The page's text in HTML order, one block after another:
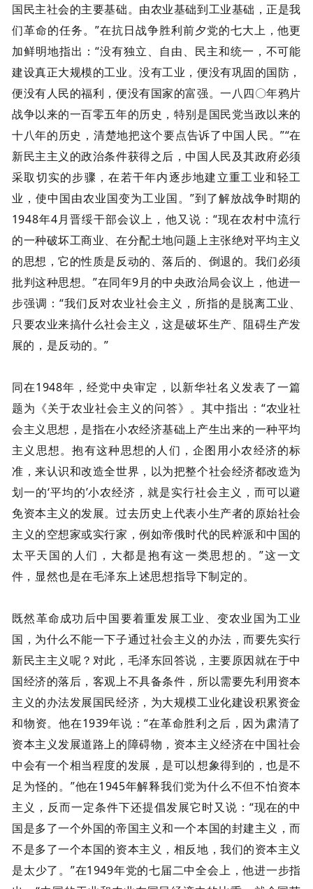
国民主社会的主要基础。由农业基础到工业基础，正是我
们革命的任务。”在抗日战争胜利前夕党的七大上，他更
加鲜明地指出：“没有独立、自由、民主和统一，不可能
建设真正大规模的工业。没有工业，便没有巩固的国防，
便没有人民的福利，便没有国家的富强。一八四〇年鸦片
战争以来的一百零五年的历史，特别是国民党当政以来的
十八年的历史，清楚地把这个要点告诉了中国人民。”“在
新民主主义的政治条件获得之后，中国人民及其政府必须
采取切实的步骤，在若干年内逐步地建立重工业和轻工
业，使中国由农业国变为工业国。”到了解放战争时期的
1948年4月晋绥干部会议上，他又说：“现在农村中流行
的一种破坏工商业、在分配土地问题上主张绝对平均主义
的思想，它的性质是反动的、落后的、倒退的。我们必须
批判这种思想。”在同年9月的中央政治局会议上，他进一
步强调：“我们反对农业社会主义，所指的是脱离工业、
只要农业来搞什么社会主义，这是破坏生产、阻碍生产发
展的，是反动的。”
同在1948年，经党中央审定，以新华社名义发表了一篇
题为《关于农业社会主义的问答》。其中指出：“农业社
会主义思想，是指在小农经济基础上产生出来的一种平均
主义思想。抱有这种思想的人们，企图用小农经济的标
准，来认识和改造全世界，以为把整个社会经济都改造为
划一的‘平均的’小农经济，就是实行社会主义，而可以避
免资本主义的发展。过去历史上代表小生产者的原始社会
主义的空想家或实行家，例如帝俄时代的民粹派和中国的
太平天国的人们，大都是抱有这一类思想的。”这一文
件，显然也是在毛泽东上述思想指导下制定的。
既然革命成功后中国要着重发展工业、变农业国为工业
国，为什么不能一下子通过社会主义的办法，而要先实行
新民主主义呢？对此，毛泽东回答说，主要原因就在于中
国经济的落后，客观上不具备条件，所以需要先利用资本
主义的办法发展国民经济，为大规模工业化建设积累资金
和物资。他在1939年说：“在革命胜利之后，因为肃清了
资本主义发展道路上的障碍物，资本主义经济在中国社会
中会有一个相当程度的发展，是可以想象得到的，也是不
足为怪的。”他在1945年解释我们党为什么不但不怕资本
主义，反而一定条件下还提倡发展它时又说：“现在的中
国是多了一个外国的帝国主义和一个本国的封建主义，而
不是多了一个本国的资本主义，相反地，我们的资本主义
是太少了。”在1949年党的七届二中全会上，他进一步指